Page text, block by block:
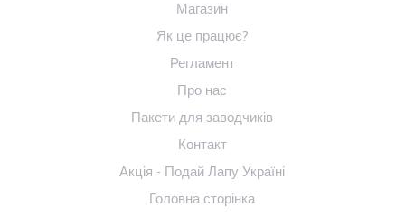
Магазин
Як це працює?
Регламент
Про нас
Пакети для заводчиків
Контакт
Акція - Подай Лапу Україні
Головна сторінка